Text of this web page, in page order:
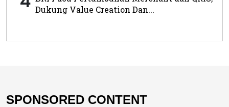
Dukung Value Creation Dan...
SPONSORED CONTENT